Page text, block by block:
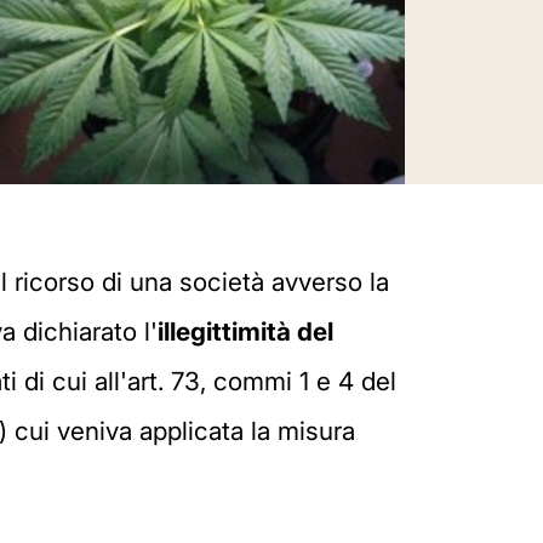
ricorso di una società avverso la
dichiarato l'illegittimità del
di cui all'art. 73, commi 1 e 4 del
veniva applicata la misura